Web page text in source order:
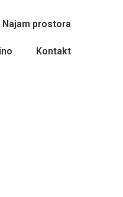
Najam prostora
Kontakt